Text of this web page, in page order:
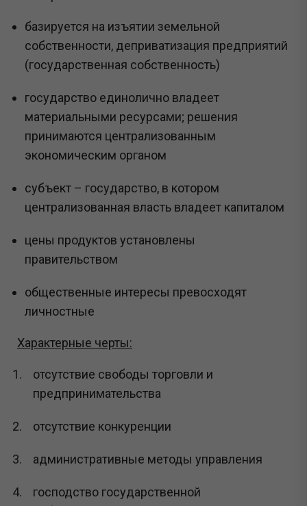
базируется на изъятии земельной
собственности, деприватизация предприятий
(государственная собственность)
государство единолично владеет
материальными ресурсами; решения
принимаются централизованным
экономическим органом
субъект – государство, в котором
централизованная власть владеет капиталом
цены продуктов установлены
правительством
общественные интересы превосходят
личностные
Характерные черты:
отсутствие свободы торговли и
предпринимательства
отсутствие конкуренции
административные методы управления
господство государственной